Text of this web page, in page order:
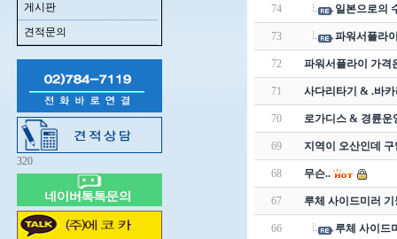
게시판
견적문의
320
74 일본으로의
73 파워서플라
72 파워서플라이 가
71 사다리타기 & .바
70 로가디스 & 경륜
69 지역이 오산인데
68 무슨..
67 루체 사이드미러
66 루체 사이드